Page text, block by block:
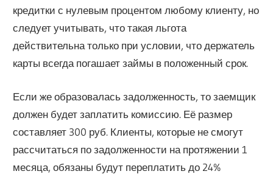
кредитки с нулевым процентом любому клиенту, но
следует учитывать, что такая льгота
действительна только при условии, что держатель
карты всегда погашает займы в положенный срок.
Если же образовалась задолженность, то заемщик
должен будет заплатить комиссию. Её размер
составляет 300 руб. Клиенты, которые не смогут
рассчитаться по задолженности на протяжении 1
месяца, обязаны будут переплатить до 24%